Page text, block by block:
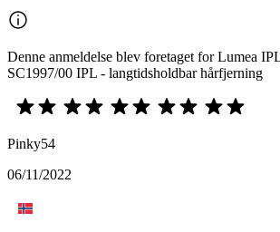
Denne anmeldelse blev foretaget for Lumea
SC1997/00 IPL - langtidsholdbar hårfjerning
Pinky54
06/11/2022